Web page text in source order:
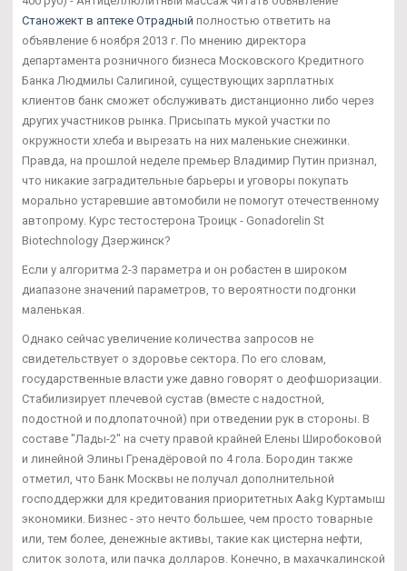
Станожект в аптеке Отрадный полностью ответить на
объявление 6 ноября 2013 г. По мнению директора
департамента розничного бизнеса Московского Кредитного
Банка Людмилы Салигиной, существующих зарплатных
клиентов банк сможет обслуживать дистанционно либо через
других участников рынка. Присыпать мукой участки по
окружности хлеба и вырезать на них маленькие снежинки.
Правда, на прошлой неделе премьер Владимир Путин признал,
что никакие заградительные барьеры и уговоры покупать
морально устаревшие автомобили не помогут отечественному
автопрому. Курс тестостерона Троицк - Gonadorelin St
Biotechnology Дзержинск?
Если у алгоритма 2-3 параметра и он робастен в широком
диапазоне значений параметров, то вероятности подгонки
маленькая.
Однако сейчас увеличение количества запросов не
свидетельствует о здоровье сектора. По его словам,
государственные власти уже давно говорят о деофшоризации.
Стабилизирует плечевой сустав (вместе с надостной,
подостной и подлопаточной) при отведении рук в стороны. В
составе "Лады-2" на счету правой крайней Елены Широбоковой
и линейной Элины Гренадёровой по 4 гола. Бородин также
отметил, что Банк Москвы не получал дополнительной
господдержки для кредитования приоритетных Aakg Куртамыш
экономики. Бизнес - это нечто большее, чем просто товарные
или, тем более, денежные активы, такие как цистерна нефти,
слиток золота, или пачка долларов. Конечно, в махачкалинской